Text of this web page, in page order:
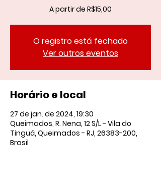
A partir de R$15,00
O registro está fechado
Ver outros eventos
Horário e local
27 de jan. de 2024, 19:30
Queimados, R. Nena, 12 S/L - Vila do
Tinguá, Queimados - RJ, 26383-200,
Brasil